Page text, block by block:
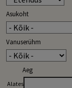
Asukoht
Vanuserühm
Aeg
Alates